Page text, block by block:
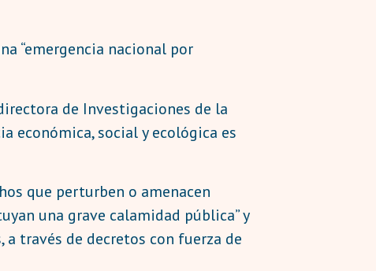
“emergencia nacional por
de Investigaciones de la
económica, social y ecológica es
que perturben o amenacen
una grave calamidad pública” y
través de decretos con fuerza de